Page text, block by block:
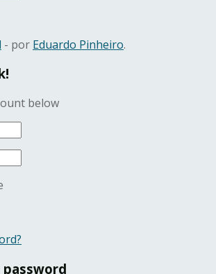
- por Eduardo Pinheiro.
below